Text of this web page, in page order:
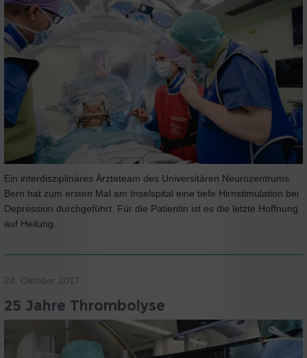
Ein interdisziplinäres Ärzteteam des Universitären Neurozentrums
Bern hat zum ersten Mal am Inselspital eine tiefe Hirnstimulation bei
Depression durchgeführt. Für die Patientin ist es die letzte Hoffnung
auf Heilung.
24. Oktober 2017
25 Jahre Thrombolyse